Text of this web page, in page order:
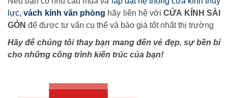
lực,vách kính văn phòng hãy liên hệ vớiCỬA KÍNH SÀI
GÒN để được tư vấn cụ thể và báo giá tốt nhất thị trường
Hãy để chúng tôi thay bạn mang đến vẻ đẹp, sự bền bỉ
cho những công trình kiến trúc của bạn!